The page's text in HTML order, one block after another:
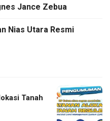
Jance Zebua
Nias Utara Resmi
Tanah